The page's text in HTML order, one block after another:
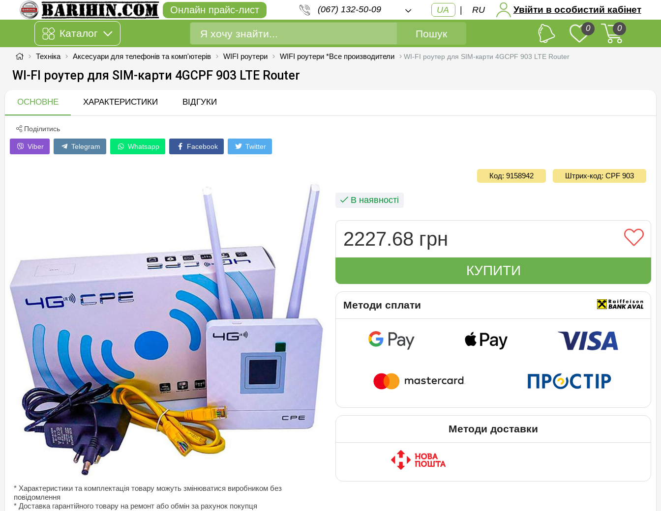
Онлайн прайс-лист (067) 132-50-09 UA | RU Увійти в особистий кабінет
Каталог Пошук 0 0
Техніка Аксесуари для телефонів та комп'ютерів WIFI роутери WIFI роутери *Все производители WI-FI роутер для SIM-карти 4GСPF 903 LTE Router
WI-FI роутер для SIM-карти 4GСPF 903 LTE Router
ОСНОВНЕ ХАРАКТЕРИСТИКИ ВІДГУКИ
Поділитись
Viber Telegram Whatsapp Facebook Twitter
* Характеристики та комплектація товару можуть змінюватися виробником без
повідомлення
* Доставка гарантiйного товару на ремонт або обмiн за рахунок покупця
Код: 9158942 Штрих-код: СPF 903
В наявності
2227.68 грн
КУПИТИ
Методи сплати
Методи доставки